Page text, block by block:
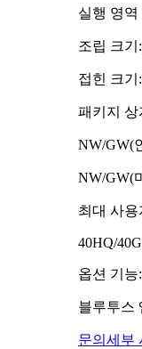
실행 영역
조립 크기
접힌 크기
패키지 상
NW/GW(
NW/GW(
최대 사용
40HQ/
옵션 기능
블루투스
문의 세부